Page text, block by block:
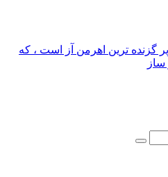
گزنده ترین اهرمن آز است ، که
جستجو